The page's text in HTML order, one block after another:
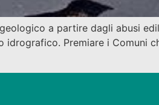
a partire dagli abusi
Premiare i Comuni